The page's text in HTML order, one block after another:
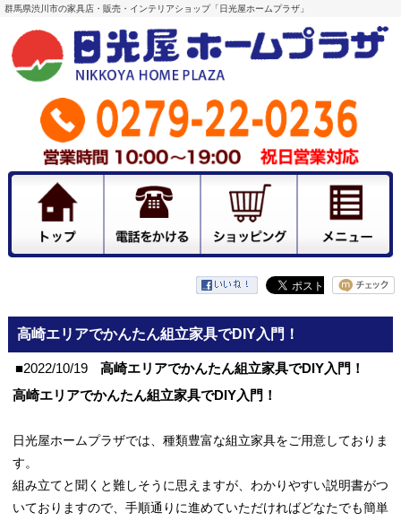
群馬県渋川市の家具店・販売・インテリアショップ「日光屋ホームプラザ」
高崎エリアでかんたん組立家具でDIY入門！
■2022/10/19
高崎エリアでかんたん組立家具でDIY入門！
高崎エリアでかんたん組立家具でDIY入門！
日光屋ホームプラザでは、種類豊富な組立家具をご用意しておりま
す。
組み立てと聞くと難しそうに思えますが、わかりやすい説明書がつ
いておりますので、手順通りに進めていただければどなたでも簡単